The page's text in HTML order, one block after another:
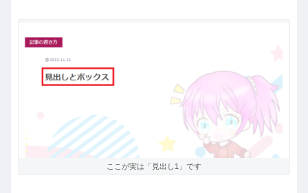
ここが実は「見出し1」です